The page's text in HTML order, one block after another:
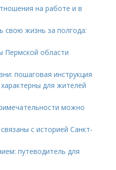
на работе и в
свою жизнь за полгода:
Пермской области
пошаговая инструкция
для жителей
можно
с историей Санкт-
путеводитель для